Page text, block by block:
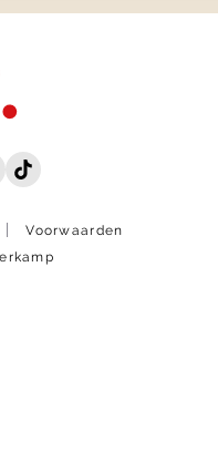
Voorwaarden